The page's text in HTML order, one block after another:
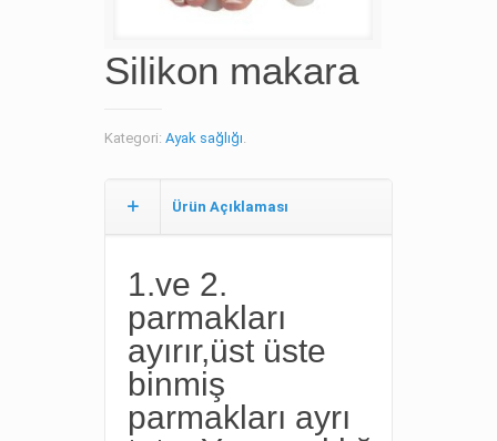
Silikon makara
Kategori: Ayak sağlığı.
Ürün Açıklaması
1.ve 2.
parmakları
ayırır,üst üste
binmiş
parmakları ayrı